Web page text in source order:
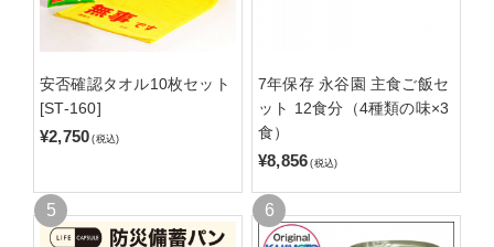
安否確認タオル10枚セット
[ST-160]
¥2,750 (税込)
7年保存 永谷園 主食ご飯セ
ット 12食分（4種類の味×3
食）
¥8,856 (税込)